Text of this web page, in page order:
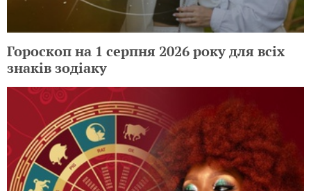
Гороскоп на 1 серпня 2026 року для всіх
знаків зодіаку